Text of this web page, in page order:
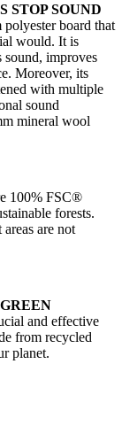
STOP SOUND
board that
would. It is
sound, improves
Moreover, its
with multiple
sound
mineral wool
100% FSC®
forests.
are not
and effective
from recycled
planet.